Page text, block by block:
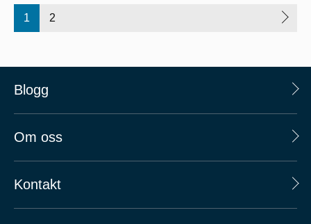
1 2
Blogg
Om oss
Kontakt